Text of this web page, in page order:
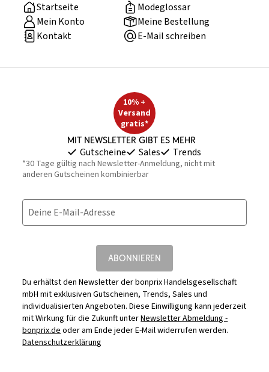
Startseite
Modeglossar
Mein Konto
Meine Bestellung
Kontakt
E-Mail schreiben
10% +
Versand
gratis*
Mit Newsletter gibt es mehr
Gutscheine Sales Trends
*30 Tage gültig nach Newsletter-Anmeldung, nicht mit
anderen Gutscheinen kombinierbar
Deine E-Mail-Adresse
ABONNIEREN
Du erhältst den Newsletter der bonprix Handelsgesellschaft
mbH mit exklusiven Gutscheinen, Trends, Sales und
individualisierten Angeboten. Diese Einwilligung kann jederzeit
mit Wirkung für die Zukunft unterNewsletter Abmeldung -
bonprix.deoder am Ende jeder E-Mail widerrufen werden.
Datenschutzerklärung